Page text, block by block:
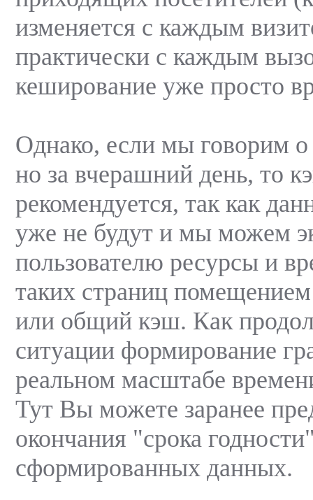
изменяется с каждым
практически с каждым
кеширование уже просто
Однако, если мы говорим
но за вчерашний день, то
рекомендуется, так как
уже не будут и мы можем
пользователю ресурсы и
таких страниц
или общий кэш. Как
ситуации формирование
реальном масштабе
Тут Вы можете заранее
окончания "срока
сформированных данных.